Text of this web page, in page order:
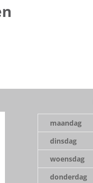
maandag
dinsdag
woensdag
donderdag